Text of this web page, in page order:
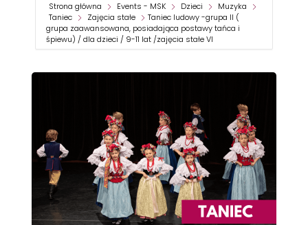
Strona główna Events - MSK Dzieci
Muzyka
Taniec
Zajęcia stałe
Taniec ludowy -grupa II (
grupa zaawansowana, posiadająca postawy tańca i
śpiewu) / dla dzieci / 9-11 lat /zajęcia stałe VI